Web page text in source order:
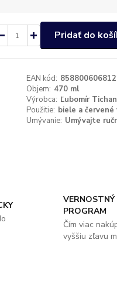
Pridať do
EAN kód:
Objem: 470 ml
Výrobca: Ľubomír
Použitie: biele a červené
Umývanie: Umývajte
VERNOSTNÝ
PROGRAM
Čím viac
vyššiu zľavu